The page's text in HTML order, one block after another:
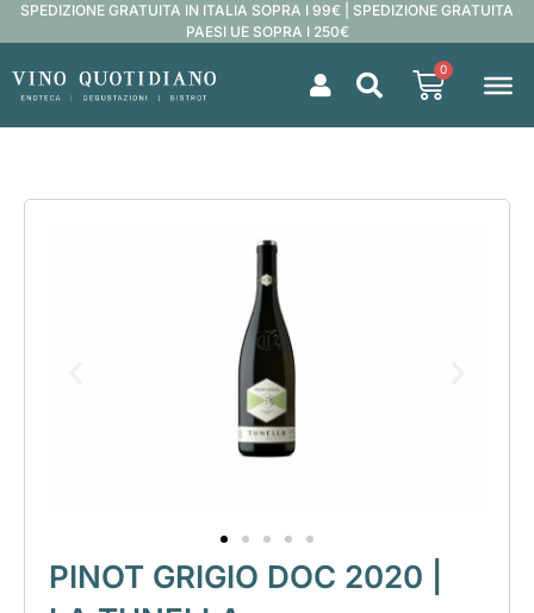
SPEDIZIONE GRATUITA IN ITALIA SOPRA I 99€ | SPEDIZIONE GRATUITA
PAESI UE SOPRA I 250€
0
PINOT GRIGIO DOC 2020 |